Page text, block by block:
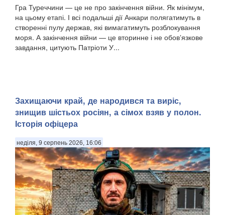
Гра Туреччини — це не про закінчення війни. Як мінімум,
на цьому етапі. І всі подальші дії Анкари полягатимуть в
створенні пулу держав, які вимагатимуть розблокування
моря. А закінчення війни — це вторинне і не обовʼязкове
завдання, цитують Патріоти У...
Захищаючи край, де народився та виріс,
знищив шістьох росіян, а сімох взяв у полон.
Історія офіцера
неділя, 9 серпень 2026, 16:06